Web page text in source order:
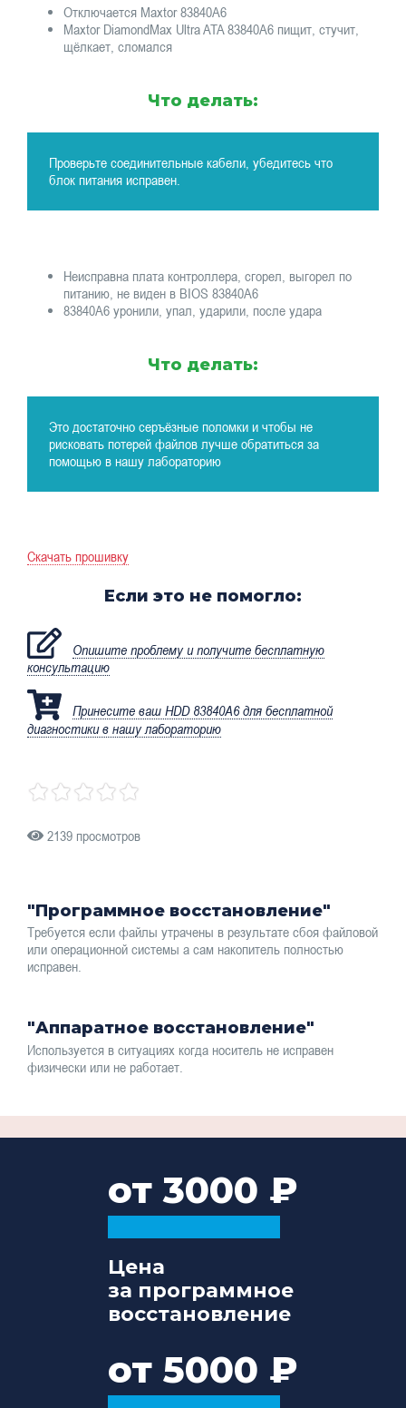
Отключается Maxtor 83840A6
Maxtor DiamondMax Ultra ATA 83840A6 пищит, стучит,
щёлкает, сломался
Что делать:
Проверьте соединительные кабели, убедитесь что
блок питания исправен.
Неисправна плата контроллера, сгорел, выгорел по
питанию, не виден в BIOS 83840A6
83840A6 уронили, упал, ударили, после удара
Что делать:
Это достаточно серъёзные поломки и чтобы не
рисковать потерей файлов лучше обратиться за
помощью в нашу лабораторию
Скачать прошивку
Если это не помогло:
Опишите проблему и получите бесплатную
консультацию
Принесите ваш HDD 83840A6 для бесплатной
диагностики в нашу лабораторию
2139 просмотров
"Программное восстановление"
Требуется если файлы утрачены в результате сбоя файловой
или операционной системы а сам накопитель полностью
исправен.
"Аппаратное восстановление"
Используется в ситуациях когда носитель не исправен
физически или не работает.
от 3000
Цена
за программное
восстановление
от 5000